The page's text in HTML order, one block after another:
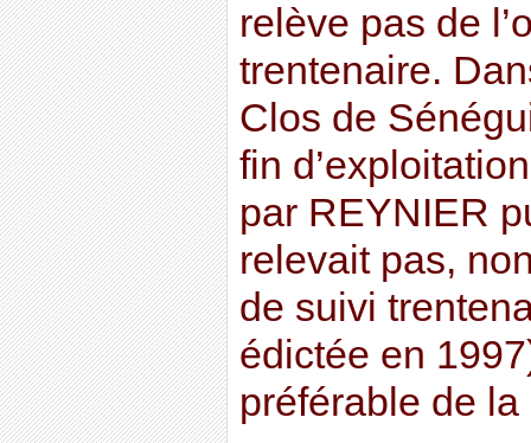
relève pas de
trentenaire.
Clos de
fin
par REYNIER
relevait pas,
de suivi
édictée en
préférable de